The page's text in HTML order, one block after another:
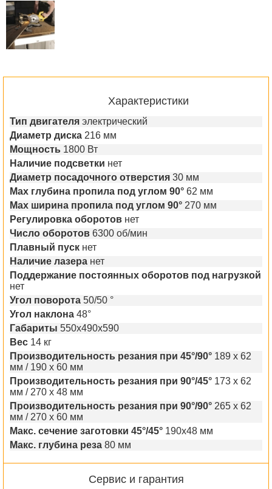
Характеристики
Тип двигателя электрический
Диаметр диска 216 мм
Мощность 1800 Вт
Наличие подсветки нет
Диаметр посадочного отверстия 30 мм
Max глубина пропила под углом 90° 62 мм
Max ширина пропила под углом 90° 270 мм
Регулировка оборотов нет
Число оборотов 6300 об/мин
Плавный пуск нет
Наличие лазера нет
Поддержание постоянных оборотов под нагрузкой
нет
Угол поворота 50/50 °
Угол наклона 48°
Габариты 550х490х590
Вес 14 кг
Производительность резания при 45°/90° 189 x 62
мм / 190 x 60 мм
Производительность резания при 90°/45° 173 x 62
мм / 270 x 48 мм
Производительность резания при 90°/90° 265 x 62
мм / 270 x 60 мм
Макс. сечение заготовки 45°/45° 190x48 мм
Макс. глубина реза 80 мм
Сервис и гарантия